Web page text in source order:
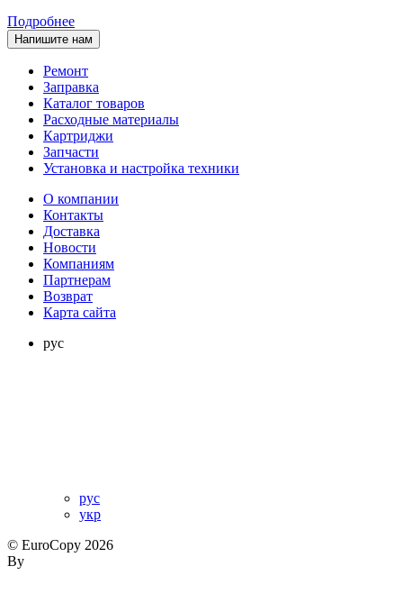
Подробнее
Напишите нам
Ремонт
Заправка
Каталог товаров
Расходные материалы
Картриджи
Запчасти
Установка и настройка техники
О компании
Контакты
Доставка
Новости
Компаниям
Партнерам
Возврат
Карта сайта
рус
рус
укр
© EuroCopy 2026
By